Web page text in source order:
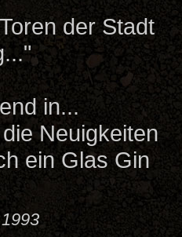
der Stadt
in...
Neuigkeiten
ein Glas Gin